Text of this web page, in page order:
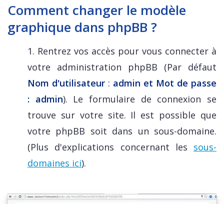
Comment changer le modèle
graphique dans phpBB ?
1. Rentrez vos accès pour vous connecter à
votre administration phpBB (Par défaut
Nom d'utilisateur : admin et Mot de passe
: admin). Le formulaire de connexion se
trouve sur votre site. Il est possible que
votre phpBB soit dans un sous-domaine.
(Plus d'explications concernant les sous-
domaines ici).